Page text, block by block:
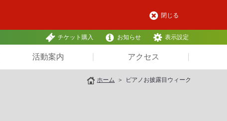
閉じる
チケット購入 お知らせ 表示設定
活動案内 アクセス
ホーム ピアノお披露目ウィーク